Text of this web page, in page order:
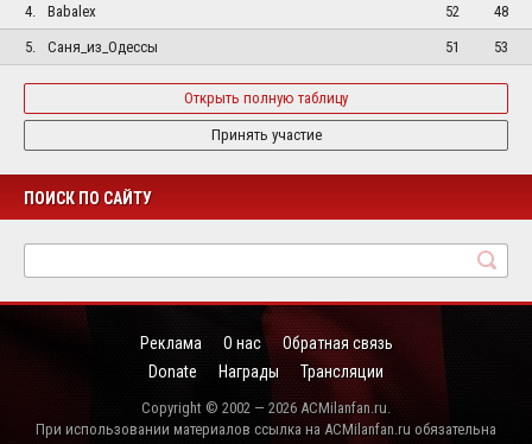
4.
Babalex 52
48
5.
Саня_из_Одессы 51 53
Открыть полную таблицу
Принять участие
ПОИСК ПО САЙТУ
Реклама О нас
Обратная связь
Donate
Награды Трансляции
Copyright © 2002 — 2026 ACMilanfan.ru.
При использовании материалов ссылка на ACMilanfan.ru обязательна